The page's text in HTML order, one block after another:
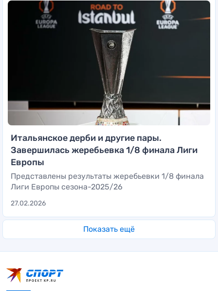
Итальянское дерби и другие пары.
Завершилась жеребьевка 1/8 финала Лиги
Европы
Представлены результаты жеребьевки 1/8 финала
Лиги Европы сезона-2025/26
27.02.2026
Показать ещё